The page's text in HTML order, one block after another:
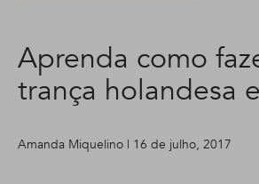
Aprenda como
trança holandesa
Amanda Miquelino | 16 de julho, 2017